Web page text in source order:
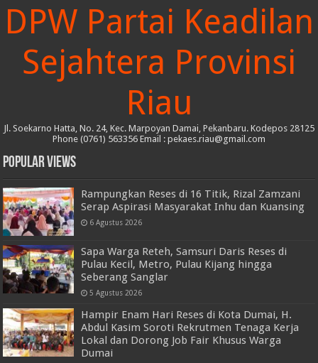
DPW Partai Keadilan
Sejahtera Provinsi
Riau
Jl. Soekarno Hatta, No. 24, Kec. Marpoyan Damai, Pekanbaru. Kodepos 28125
Phone (0761) 563356 Email : pekaes.riau@gmail.com
Popular Views
Rampungkan Reses di 16 Titik, Rizal Zamzani
Serap Aspirasi Masyarakat Inhu dan Kuansing
6 Agustus 2026
Sapa Warga Reteh, Samsuri Daris Reses di
Pulau Kecil, Metro, Pulau Kijang hingga
Seberang Sanglar
5 Agustus 2026
Hampir Enam Hari Reses di Kota Dumai, H.
Abdul Kasim Soroti Rekrutmen Tenaga Kerja
Lokal dan Dorong Job Fair Khusus Warga
Dumai